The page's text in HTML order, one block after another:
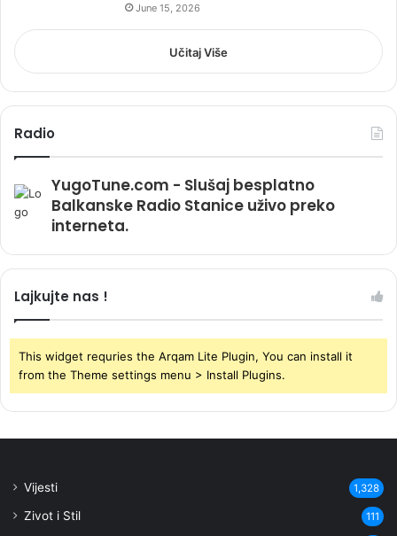
June 15, 2026
Učitaj Više
Radio
YugoTune.com - Slušaj besplatno
Balkanske Radio Stanice uživo preko
interneta.
Lajkujte nas !
This widget requries the Arqam Lite Plugin, You can install it
from the Theme settings menu > Install Plugins.
Vijesti 1,328
Zivot i Stil 111